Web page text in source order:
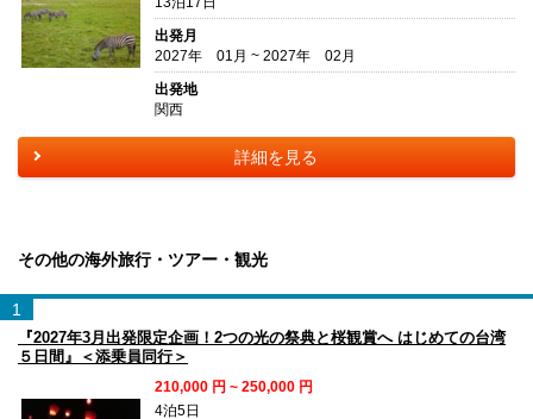
出発月
2027年 01月 ~ 2027年 02月
出発地
関西
詳細を見る
その他の海外旅行・ツアー・観光
1
『2027年3月出発限定企画！2つの光の祭典と桜観賞へ はじめての台湾
５日間』＜添乗員同行＞
210,000 円 ~ 250,000 円
4泊5日